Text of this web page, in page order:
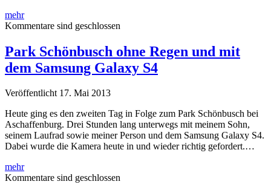
mehrGoetheturm
–
am
Main
Kommentare sind geschlossen
Park Schönbusch ohne Regen und mit
dem Samsung Galaxy S4
Veröffentlicht 17. Mai 2013
Heute ging es den zweiten Tag in Folge zum Park Schönbusch bei
Aschaffenburg. Drei Stunden lang unterwegs mit meinem Sohn,
seinem Laufrad sowie meiner Person und dem Samsung Galaxy S4.
Dabei wurde die Kamera heute in und wieder richtig gefordert.…
mehrPark
Schönbusch
Kommentare sind geschlossen